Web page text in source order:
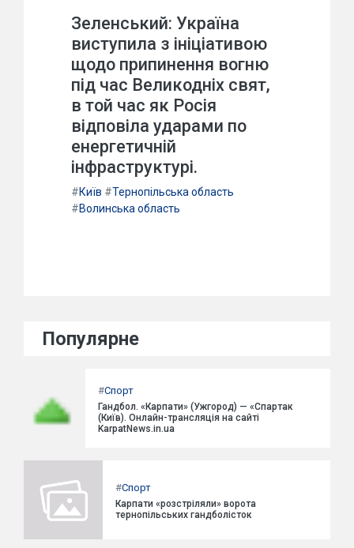
Зеленський: Україна
виступила з ініціативою
щодо припинення вогню
під час Великодніх свят,
в той час як Росія
відповіла ударами по
енергетичній
інфраструктурі.
#Київ #Тернопільська область
#Волинська область
Популярне
#Спорт
Гандбол. «Карпати» (Ужгород) — «Спартак
(Київ). Онлайн-трансляція на сайті
KarpatNews.in.ua
#Спорт
Карпати «розстріляли» ворота
тернопільських гандболісток